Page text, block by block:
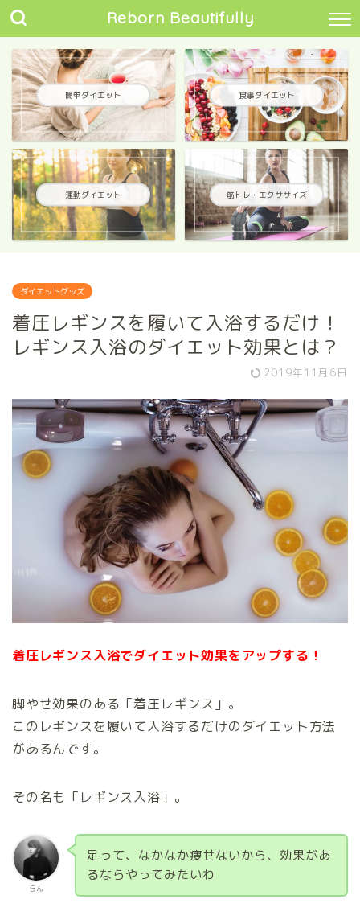
Reborn Beautifully
簡単ダイエット 食事ダイエット
運動ダイエット 筋トレ・エクササイズ
ダイエットグッズ
着圧レギンスを履いて入浴するだけ！
レギンス入浴のダイエット効果とは？
2019年11月6日
着圧レギンス入浴でダイエット効果をアップする！
脚やせ効果のある「着圧レギンス」。
このレギンスを履いて入浴するだけのダイエット方法
があるんです。
その名も「レギンス入浴」。
らん
足って、なかなか痩せないから、効果があ
るならやってみたいわ